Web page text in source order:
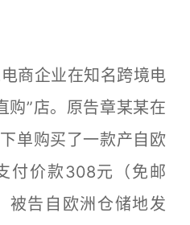
企业在知名跨境电
购”店。原告章某某在
单购买了一款产自欧
付价款308元（免邮
被告自欧洲仓储地发